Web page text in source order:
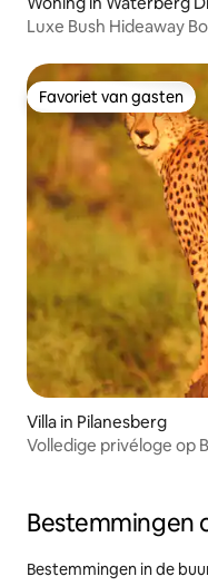
Luxe Bush Hideaway
Favoriet van gasten
Favoriet van gasten
Villa in Pilanesberg
Volledige privéloge op
Bestemmingen
Bestemmingen in de